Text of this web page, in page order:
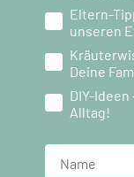
Eltern-
unseren
Deine
DIY-
Alltag!
Name